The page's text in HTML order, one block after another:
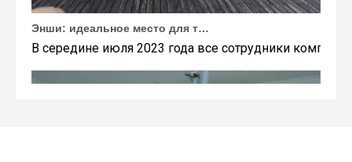
В середине июля 2023 года все сотрудники